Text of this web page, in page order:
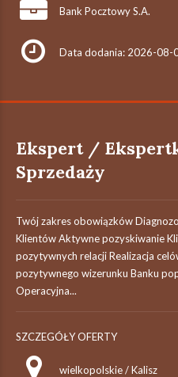
Bank Pocztowy S.A.
Data dodania: 2026-08-
Ekspert /
Sprzedaży
Twój zakres obowiązków
Klientów Aktywne pozyskiwanie
pozytywnych relacji Realizacja
pozytywnego wizerunku Banku
Operacyjna...
SZCZEGÓŁY OFERTY
wielkopolskie / Kalisz